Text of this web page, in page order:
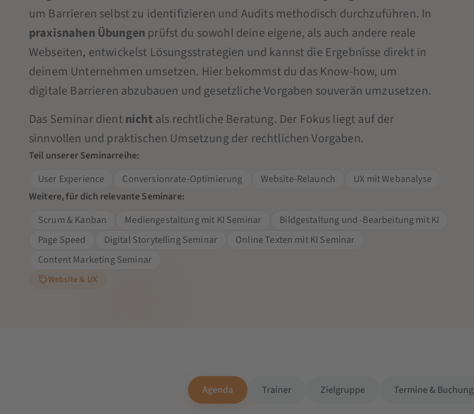
um Barrieren selbst zu identifizieren und Audits methodisch durchzuführen. In
praxisnahen Übungen prüfst du sowohl deine eigene, als auch andere reale
Webseiten, entwickelst Lösungsstrategien und kannst die Ergebnisse direkt in
deinem Unternehmen umsetzen. Hier bekommst du das Know-how, um
digitale Barrieren abzubauen und gesetzliche Vorgaben souverän umzusetzen.
Das Seminar dient nicht als rechtliche Beratung. Der Fokus liegt auf der
sinnvollen und praktischen Umsetzung der rechtlichen Vorgaben.
Teil unserer Seminarreihe:
User Experience
Conversionrate-Optimierung Website-Relaunch
UX mit Webanalyse
Weitere, für dich relevante Seminare:
Scrum & Kanban
Mediengestaltung mit KI Seminar
Bildgestaltung und -Bearbeitung mit KI
Page Speed
Digital Storytelling Seminar
Online Texten mit KI Seminar
Content Marketing Seminar
Website & UX
Agenda Trainer Zielgruppe Termine & Buchung